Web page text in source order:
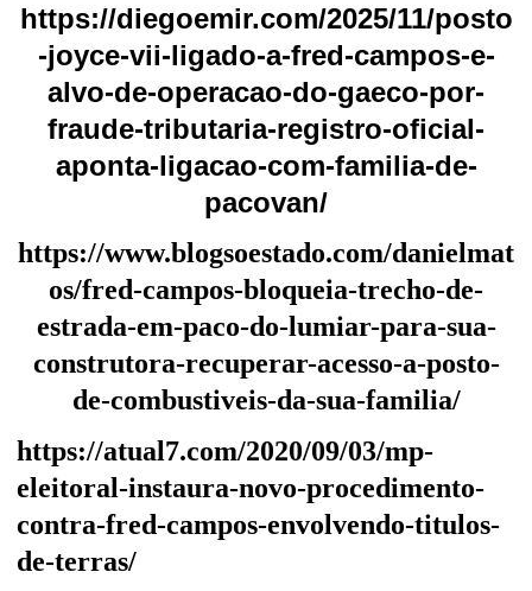
https://diegoemir.com/2025/11/posto
-joyce-vii-ligado-a-fred-campos-e-
alvo-de-operacao-do-gaeco-por-
fraude-tributaria-registro-oficial-
aponta-ligacao-com-familia-de-
pacovan/
https://www.blogsoestado.com/danielmat
os/fred-campos-bloqueia-trecho-de-
estrada-em-paco-do-lumiar-para-sua-
construtora-recuperar-acesso-a-posto-
de-combustiveis-da-sua-familia/
https://atual7.com/2020/09/03/mp-
eleitoral-instaura-novo-procedimento-
contra-fred-campos-envolvendo-titulos-
de-terras/